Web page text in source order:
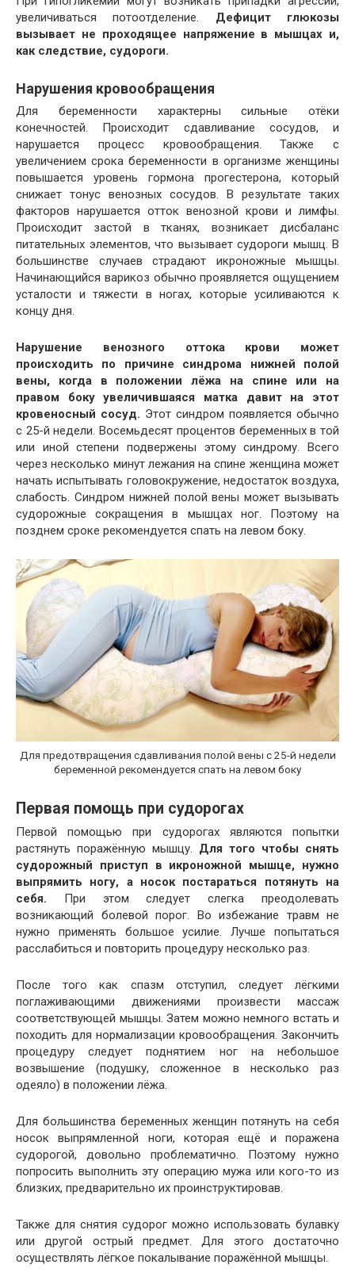
увеличиваться потоотделение. Дефицит глюкозы
вызывает не проходящее напряжение в мышцах и,
как следствие, судороги.
Нарушения кровообращения
Для беременности характерны сильные отёки
конечностей. Происходит сдавливание сосудов, и
нарушается процесс кровообращения. Также с
увеличением срока беременности в организме женщины
повышается уровень гормона прогестерона, который
снижает тонус венозных сосудов. В результате таких
факторов нарушается отток венозной крови и лимфы.
Происходит застой в тканях, возникает дисбаланс
питательных элементов, что вызывает судороги мышц. В
большинстве случаев страдают икроножные мышцы.
Начинающийся варикоз обычно проявляется ощущением
усталости и тяжести в ногах, которые усиливаются к
концу дня.
Нарушение венозного оттока крови может
происходить по причине синдрома нижней полой
вены, когда в положении лёжа на спине или на
правом боку увеличившаяся матка давит на этот
кровеносный сосуд. Этот синдром появляется обычно
с 25-й недели. Восемьдесят процентов беременных в той
или иной степени подвержены этому синдрому. Всего
через несколько минут лежания на спине женщина может
начать испытывать головокружение, недостаток воздуха,
слабость. Синдром нижней полой вены может вызывать
судорожные сокращения в мышцах ног. Поэтому на
позднем сроке рекомендуется спать на левом боку.
Для предотвращения сдавливания полой вены с 25-й недели
беременной рекомендуется спать на левом боку
Первая помощь при судорогах
Первой помощью при судорогах являются попытки
растянуть поражённую мышцу. Для того чтобы снять
судорожный приступ в икроножной мышце, нужно
выпрямить ногу, а носок постараться потянуть на
себя. При этом следует слегка преодолевать
возникающий болевой порог. Во избежание травм не
нужно применять большое усилие. Лучше попытаться
расслабиться и повторить процедуру несколько раз.
После того как спазм отступил, следует лёгкими
поглаживающими движениями произвести массаж
соответствующей мышцы. Затем можно немного встать и
походить для нормализации кровообращения. Закончить
процедуру следует поднятием ног на небольшое
возвышение (подушку, сложенное в несколько раз
одеяло) в положении лёжа.
Для большинства беременных женщин потянуть на себя
носок выпрямленной ноги, которая ещё и поражена
судорогой, довольно проблематично. Поэтому нужно
попросить выполнить эту операцию мужа или кого-то из
близких, предварительно их проинструктировав.
Также для снятия судорог можно использовать булавку
или другой острый предмет. Для этого достаточно
осуществлять лёгкое покалывание поражённой мышцы.